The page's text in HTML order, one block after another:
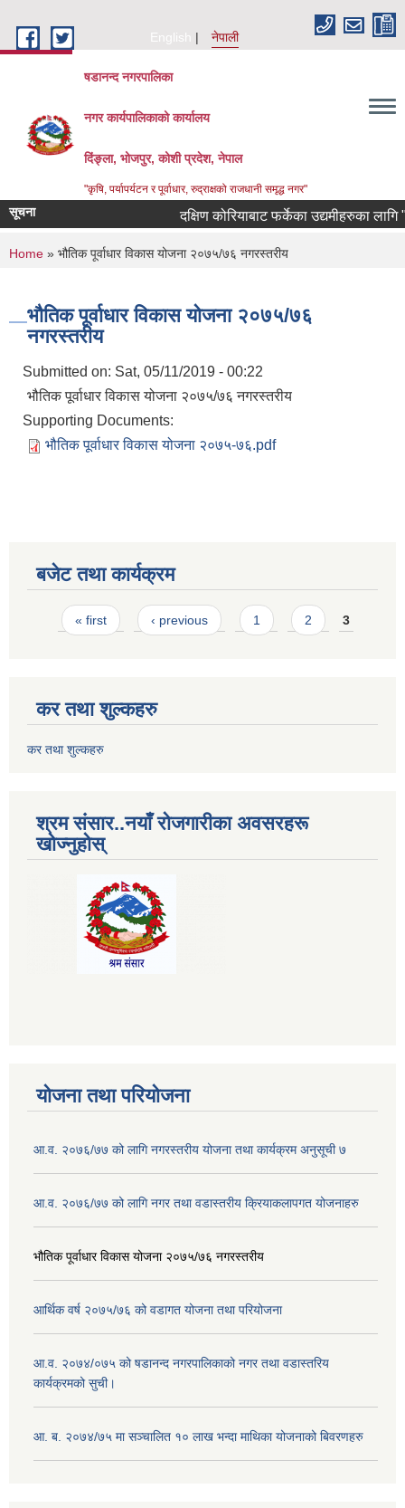
English
नेपाली
षडानन्द नगरपालिका
नगर कार्यपालिकाको कार्यालय
दिंङ्ला, भोजपुर, कोशी प्रदेश, नेपाल
"कृषि, पर्यापर्यटन र पूर्वाधार, रुद्राक्षको राजधानी समृद्ध नगर"
सूचना दक्षिण कोरियाबाट फर्केका उद्यमीहरुका
You are here
Home » भौतिक पूर्वाधार विकास योजना २०७५/७६ नगरस्तरीय
भौतिक पूर्वाधार विकास योजना २०७५/७६
नगरस्तरीय
Submitted on: Sat, 05/11/2019 - 00:22
भौतिक पूर्वाधार विकास योजना २०७५/७६ नगरस्तरीय
Supporting Documents:
भौतिक पूर्वाधार विकास योजना २०७५-७६.pdf
बजेट तथा कार्यक्रम
Pages
« first ‹ previous 1 2 3
कर तथा शुल्कहरु
कर तथा शुल्कहरु
श्रम संसार..नयाँ रोजगारीका अवसरहरू
खोज्नुहोस्
योजना तथा परियोजना
आ.व. २०७६/७७ को लागि नगरस्तरीय योजना तथा कार्यक्रम अनुसूची ७
आ.व. २०७६/७७ को लागि नगर तथा वडास्तरीय क्रियाकलापगत योजनाहरु
भौतिक पूर्वाधार विकास योजना २०७५/७६ नगरस्तरीय
आर्थिक वर्ष २०७५/७६ को वडागत योजना तथा परियोजना
आ.व. २०७४/०७५ को षडानन्द नगरपालिकाको नगर तथा वडास्तरिय
कार्यक्रमको सुची।
आ. ब. २०७४/७५ मा सञ्चालित १० लाख भन्दा माथिका योजनाको बिवरणहरु